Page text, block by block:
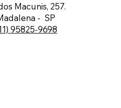
Macunis, 257.
- SP
95825-9698